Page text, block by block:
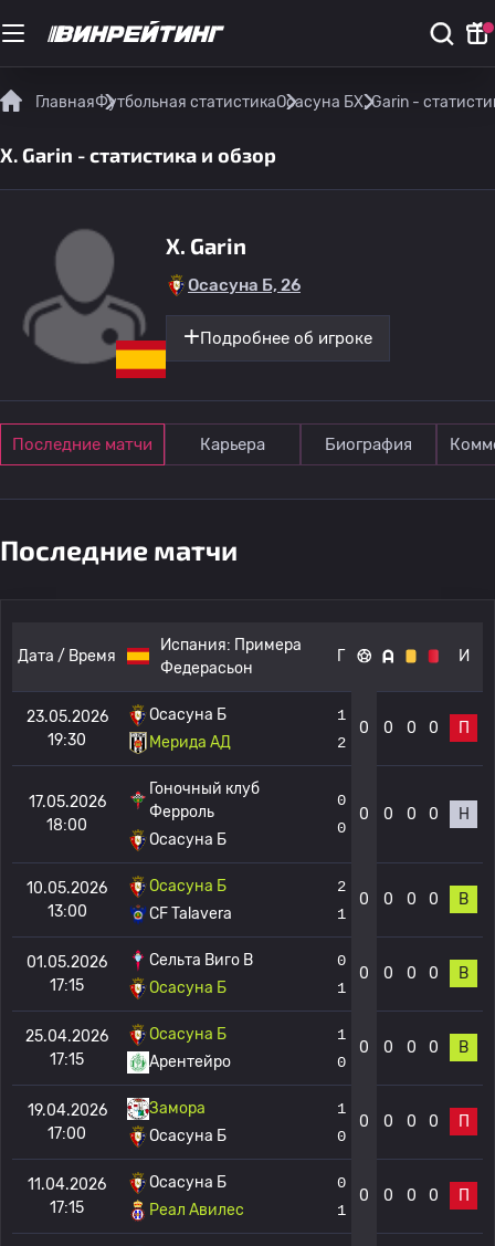
ГлавнаяФутбольная статистикаОсасуна БX. Garin -
X. Garin - статистика и обзор
X. Garin
Осасуна Б, 26
Подробнее об игроке
Последние матчи Карьера Биография
Последние матчи
Дата / Время
Испания: Примера
Федерасьон
Г И
23.05.2026
19:30
Осасуна Б
Мерида АД
1
2
0 0 0 0 П
17.05.2026
18:00
Гоночный клуб
Ферроль
Осасуна Б
0
0
0 0 0 0 Н
10.05.2026
13:00
Осасуна Б
CF Talavera
2
1
0 0 0 0 В
01.05.2026
17:15
Сельта Виго B
Осасуна Б
0
1
0 0 0 0 В
25.04.2026
17:15
Осасуна Б
Арентейро
1
0
0 0 0 0 В
19.04.2026
17:00
Замора
Осасуна Б
1
0
0 0 0 0 П
11.04.2026
17:15
Осасуна Б
Реал Авилес
0
1
0 0 0 0 П